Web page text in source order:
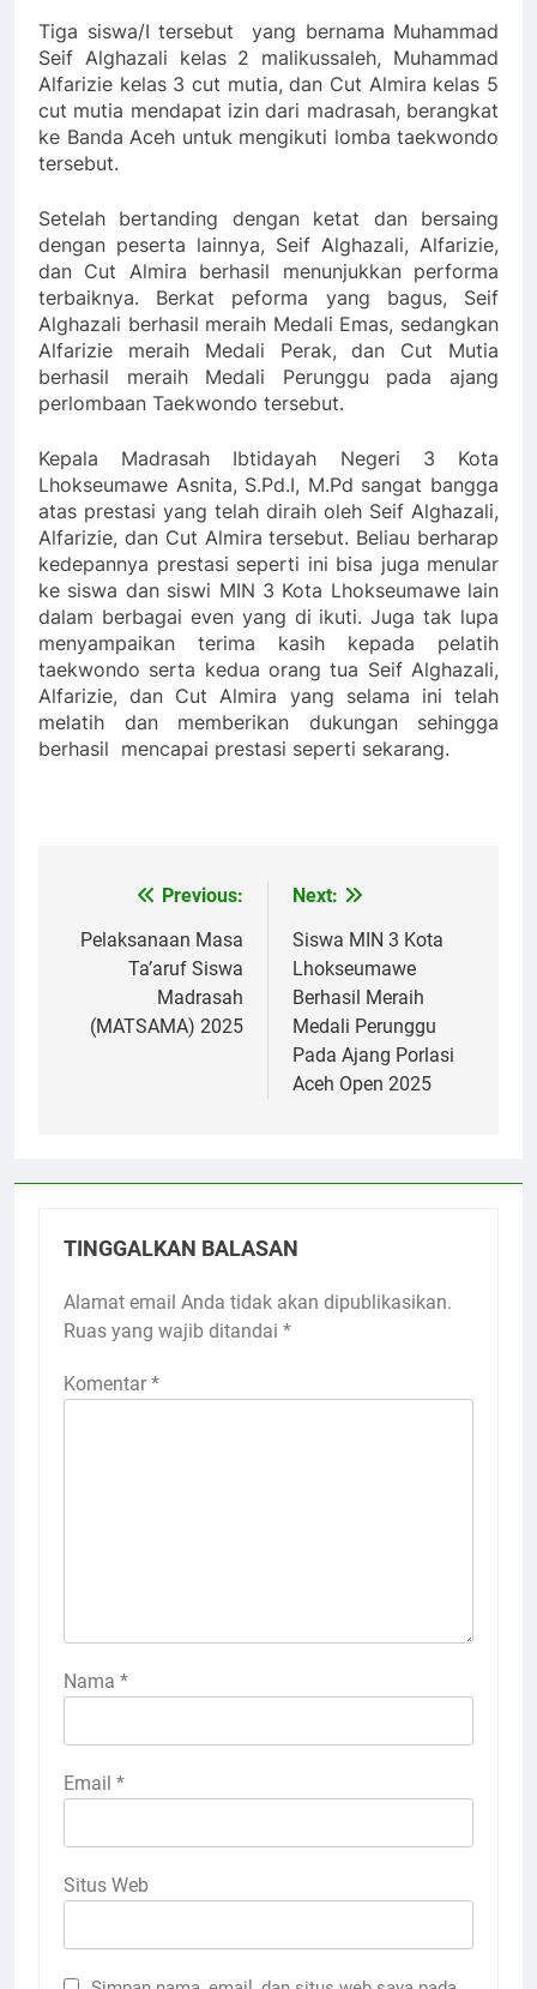
Tiga siswa/I tersebut yang bernama Muhammad
Seif Alghazali kelas 2 malikussaleh, Muhammad
Alfarizie kelas 3 cut mutia, dan Cut Almira kelas 5
cut mutia mendapat izin dari madrasah, berangkat
ke Banda Aceh untuk mengikuti lomba taekwondo
tersebut.
Setelah bertanding dengan ketat dan bersaing
dengan peserta lainnya, Seif Alghazali, Alfarizie,
dan Cut Almira berhasil menunjukkan performa
terbaiknya. Berkat peforma yang bagus, Seif
Alghazali berhasil meraih Medali Emas, sedangkan
Alfarizie meraih Medali Perak, dan Cut Mutia
berhasil meraih Medali Perunggu pada ajang
perlombaan Taekwondo tersebut.
Kepala Madrasah Ibtidayah Negeri 3 Kota
Lhokseumawe Asnita, S.Pd.I, M.Pd sangat bangga
atas prestasi yang telah diraih oleh Seif Alghazali,
Alfarizie, dan Cut Almira tersebut. Beliau berharap
kedepannya prestasi seperti ini bisa juga menular
ke siswa dan siswi MIN 3 Kota Lhokseumawe lain
dalam berbagai even yang di ikuti. Juga tak lupa
menyampaikan terima kasih kepada pelatih
taekwondo serta kedua orang tua Seif Alghazali,
Alfarizie, dan Cut Almira yang selama ini telah
melatih dan memberikan dukungan sehingga
berhasil mencapai prestasi seperti sekarang.
Navigasi
pos
Previous:
Pelaksanaan Masa
Ta’aruf Siswa
Madrasah
(MATSAMA) 2025
Next:
Siswa MIN 3 Kota
Lhokseumawe
Berhasil Meraih
Medali Perunggu
Pada Ajang Porlasi
Aceh Open 2025
TINGGALKAN BALASAN
Alamat email Anda tidak akan dipublikasikan.
Ruas yang wajib ditandai *
Komentar *
Nama *
Email *
Situs Web